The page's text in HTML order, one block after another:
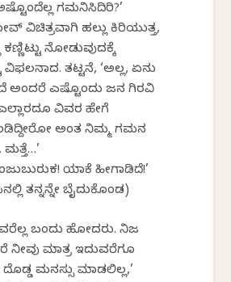
ಗಮನಿಸಿದಿರಿ?’
ವಿಚಿತ್ರವಾಗಿ ಹಲ್ಲು ಕಿರಿಯುತ್ತ,
ನೋಡುವುದಕ್ಕೆ
ವಿಫಲನಾದ. ತಟ್ಟನೆ, ‘ಅಲ್ಲ, ಏನು
ಅಂದರೆ ಎಷ್ಟೊಂದು ಜನ ಗಿರವಿ
ಎಲ್ಲಾರದೂ ವಿವರ ಹೇಗೆ
ಅಂತ ನಿಮ್ಮ ಗಮನ
ಯಾಕೆ ಹೀಗಾಡಿದೆ!’
ತನ್ನನ್ನೇ ಬೈದುಕೊಂಡ)
ಬಂದು ಹೋದರು. ನಿಜ
ನೀವು ಮಾತ್ರ ಇದುವರೆಗೂ
ಮನಸ್ಸು ಮಾಡಲಿಲ್ಲ,’